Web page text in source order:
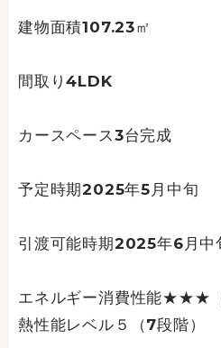
建物面積107.23㎡
間取り4LDK
カースペース3台完成
予定時期2025年5月中旬
引渡可能時期2025年6月中
エネルギー消費性能★★★
熱性能レベル５（7段階）